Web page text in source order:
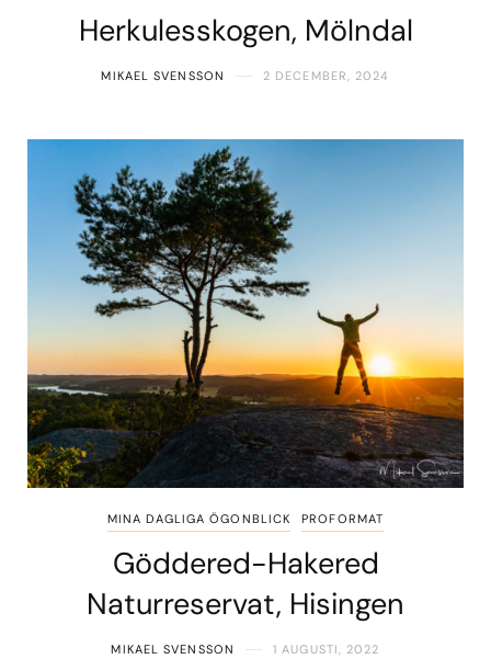
Herkulesskogen, Mölndal
MIKAEL SVENSSON 2 DECEMBER, 2024
MINA DAGLIGA ÖGONBLICK PROFORMAT
Göddered-Hakered
Naturreservat, Hisingen
MIKAEL SVENSSON 1 AUGUSTI, 2022